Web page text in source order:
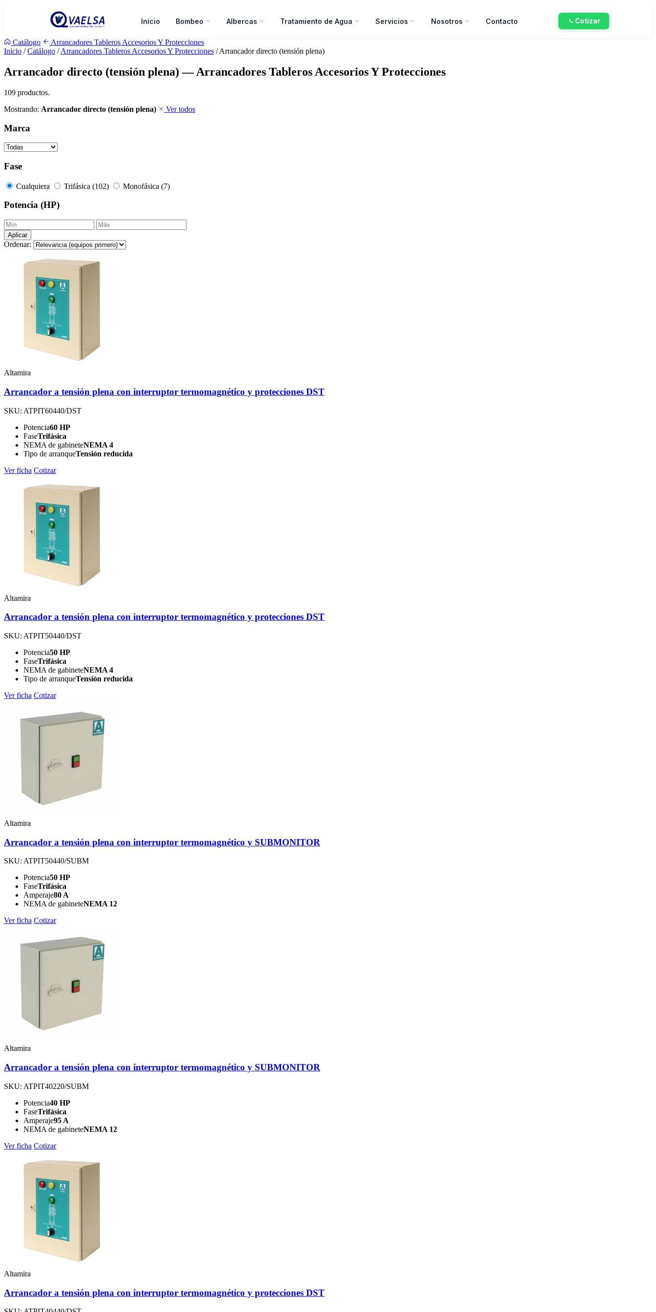
Inicio Bombeo Albercas Tratamiento de Agua Servicios Nosotros Contacto Cotizar
Catálogo
Arrancadores Tableros Accesorios Y Protecciones
Inicio /Catálogo /Arrancadores Tableros Accesorios Y Protecciones / Arrancador directo (tensión plena)
Arrancador directo (tensión plena) — Arrancadores Tableros Accesorios Y Protecciones
109 productos.
Mostrando: Arrancador directo (tensión plena) Ver todos
Marca
Fase
Cualquiera Trifásica (102) Monofásica (7)
Potencia (HP)
Aplicar
Ordenar:
Altamira
Arrancador a tensión plena con interruptor termomagnético y protecciones DST
SKU: ATPIT60440/DST
Potencia60 HP
FaseTrifásica
NEMA de gabineteNEMA 4
Tipo de arranqueTensión reducida
Ver ficha Cotizar
Altamira
Arrancador a tensión plena con interruptor termomagnético y protecciones DST
SKU: ATPIT50440/DST
Potencia50 HP
FaseTrifásica
NEMA de gabineteNEMA 4
Tipo de arranqueTensión reducida
Ver ficha Cotizar
Altamira
Arrancador a tensión plena con interruptor termomagnético y SUBMONITOR
SKU: ATPIT50440/SUBM
Potencia50 HP
FaseTrifásica
Amperaje80 A
NEMA de gabineteNEMA 12
Ver ficha Cotizar
Altamira
Arrancador a tensión plena con interruptor termomagnético y SUBMONITOR
SKU: ATPIT40220/SUBM
Potencia40 HP
FaseTrifásica
Amperaje95 A
NEMA de gabineteNEMA 12
Ver ficha Cotizar
Altamira
Arrancador a tensión plena con interruptor termomagnético y protecciones DST